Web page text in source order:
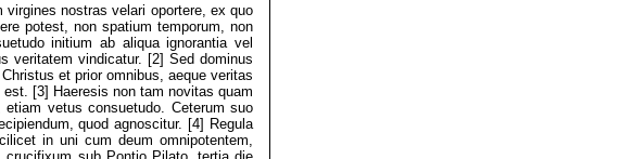
nostras velari oportere, ex quo
potest, non spatium temporum, non
initium ab aliqua ignorantia vel
veritatem vindicatur. [2] Sed dominus
et prior omnibus, aeque veritas
[3] Haeresis non tam novitas quam
vetus consuetudo. Ceterum suo
quod agnoscitur. [4] Regula
in uni cum deum omnipotentem,